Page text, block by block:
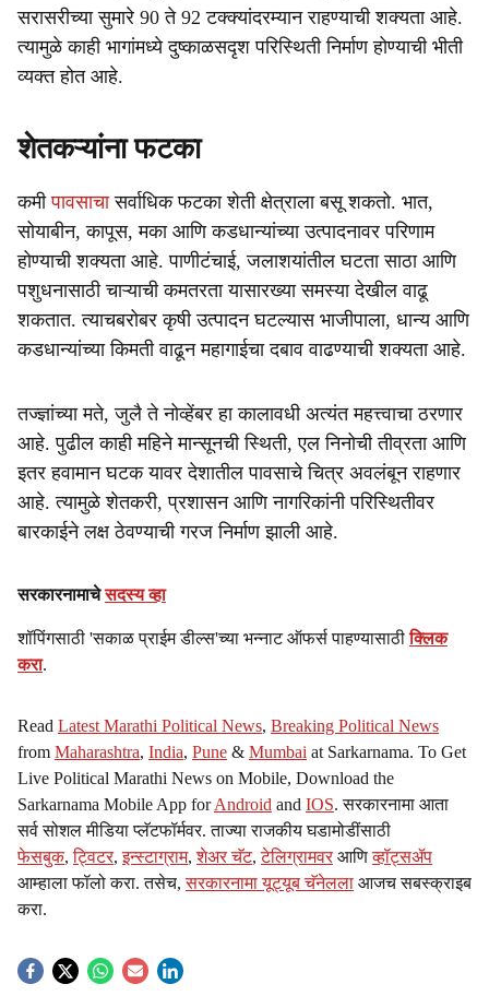
सरासरीच्या सुमारे 90 ते 92 टक्क्यांदरम्यान राहण्याची शक्यता आहे.
त्यामुळे काही भागांमध्ये दुष्काळसदृश परिस्थिती निर्माण होण्याची भीती
व्यक्त होत आहे.
शेतकऱ्यांना फटका
कमीपावसाचासर्वाधिक फटका शेती क्षेत्राला बसू शकतो. भात,
सोयाबीन, कापूस, मका आणि कडधान्यांच्या उत्पादनावर परिणाम
होण्याची शक्यता आहे. पाणीटंचाई, जलाशयांतील घटता साठा आणि
पशुधनासाठी चाऱ्याची कमतरता यासारख्या समस्या देखील वाढू
शकतात. त्याचबरोबर कृषी उत्पादन घटल्यास भाजीपाला, धान्य आणि
कडधान्यांच्या किमती वाढून महागाईचा दबाव वाढण्याची शक्यता आहे.
तज्ज्ञांच्या मते, जुलै ते नोव्हेंबर हा कालावधी अत्यंत महत्त्वाचा ठरणार
आहे. पुढील काही महिने मान्सूनची स्थिती, एल निनोची तीव्रता आणि
इतर हवामान घटक यावर देशातील पावसाचे चित्र अवलंबून राहणार
आहे. त्यामुळे शेतकरी, प्रशासन आणि नागरिकांनी परिस्थितीवर
बारकाईने लक्ष ठेवण्याची गरज निर्माण झाली आहे.
सरकारनामाचेसदस्य व्हा
शॉपिंगसाठी 'सकाळ प्राईम डील्स'च्या भन्नाट ऑफर्स पाहण्यासाठीक्लिक
करा.
Read Latest Marathi Political News, Breaking Political News
from Maharashtra, India, Pune & Mumbai at Sarkarnama. To Get
Live Political Marathi News on Mobile, Download the
Sarkarnama Mobile App forAndroid and IOS. सरकारनामा आता
सर्व सोशल मीडिया प्लॅटफॉर्मवर. ताज्या राजकीय घडामोडींसाठी
फेसबुक,ट्विटर,इन्स्टाग्राम,शेअर चॅट,टेलिग्रामवर आणिव्हॉट्सॲप
आम्हाला फॉलो करा. तसेच,सरकारनामा यूट्यूब चॅनेलला आजच सबस्क्राइब
करा.